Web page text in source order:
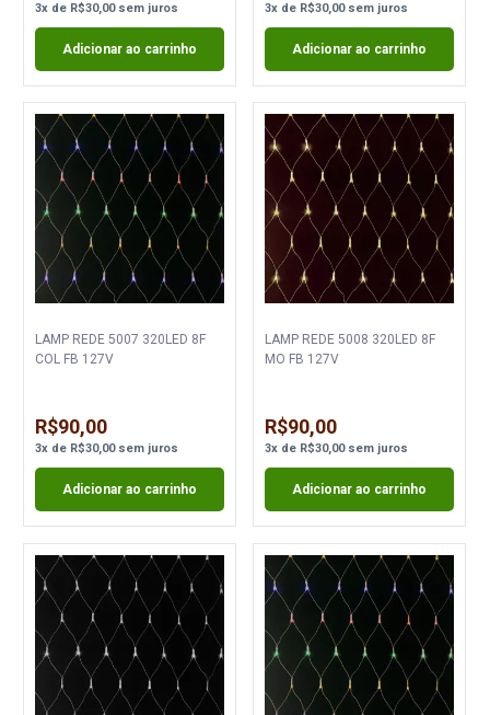
3x de R$30,00sem juros
Adicionar ao carrinho
3xde R$30,00sem juros
Adicionar ao carrinho
LAMP REDE 5007 320LED 8F
COL FB 127V
R$90,00
3x de R$30,00sem juros
Adicionar ao carrinho
LAMP REDE 5008 320LED 8F
MO FB 127V
R$90,00
3xde R$30,00sem juros
Adicionar ao carrinho